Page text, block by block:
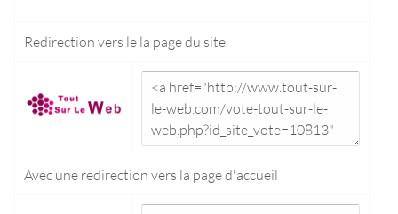
Redirection vers le la page du site
Avec une redirection vers la page d'accueil